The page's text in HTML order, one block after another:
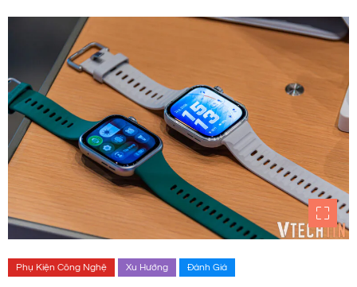
Phụ Kiện Công Nghệ Xu Hướng Đánh Giá